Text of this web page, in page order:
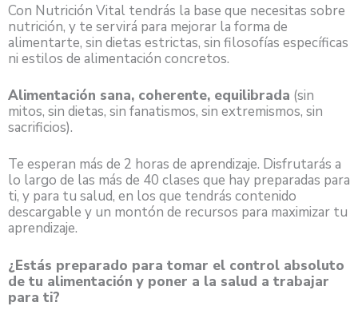
Con Nutrición Vital tendrás la base que necesitas sobre
nutrición, y te servirá para mejorar la forma de
alimentarte, sin dietas estrictas, sin filosofías específicas
ni estilos de alimentación concretos.
Alimentación sana, coherente, equilibrada (sin
mitos, sin dietas, sin fanatismos, sin extremismos, sin
sacrificios).
Te esperan más de 2 horas de aprendizaje. Disfrutarás a
lo largo de las más de 40 clases que hay preparadas para
ti, y para tu salud, en los que tendrás contenido
descargable y un montón de recursos para maximizar tu
aprendizaje.
¿Estás preparado para tomar el control absoluto
de tu alimentación y poner a la salud a trabajar
para ti?